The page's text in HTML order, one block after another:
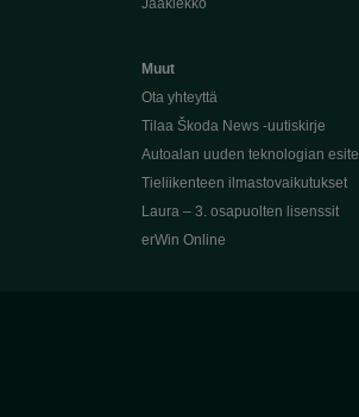
Jääkiekko
Muut
Ota yhteyttä
Tilaa Škoda News -uutiskirje
Autoalan uuden teknologian esite
Tieliikenteen ilmastovaikutukset
Laura – 3. osapuolten lisenssit
erWin Online